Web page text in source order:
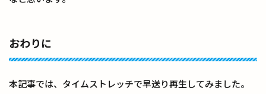
おわりに
本記事では、タイムストレッチで早送り再生してみました。